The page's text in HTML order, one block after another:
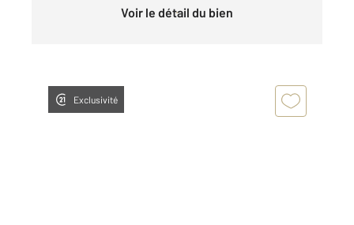
Voir le détail du bien
Exclusivité